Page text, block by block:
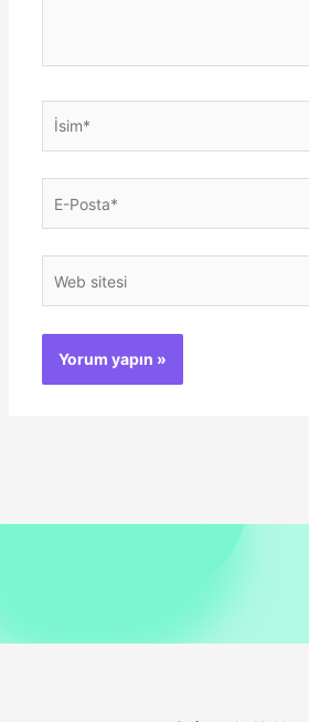
Posta*
sitesi